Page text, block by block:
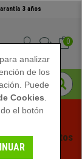
3 años
0
Descuentos
Promo
analizar
de los
Puede
Cookies
el botón